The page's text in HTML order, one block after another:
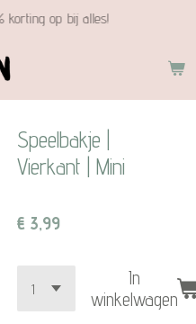
korting op bij alles!
Speelbakje |
Vierkant | Mini
€ 3,99
In
winkelwagen